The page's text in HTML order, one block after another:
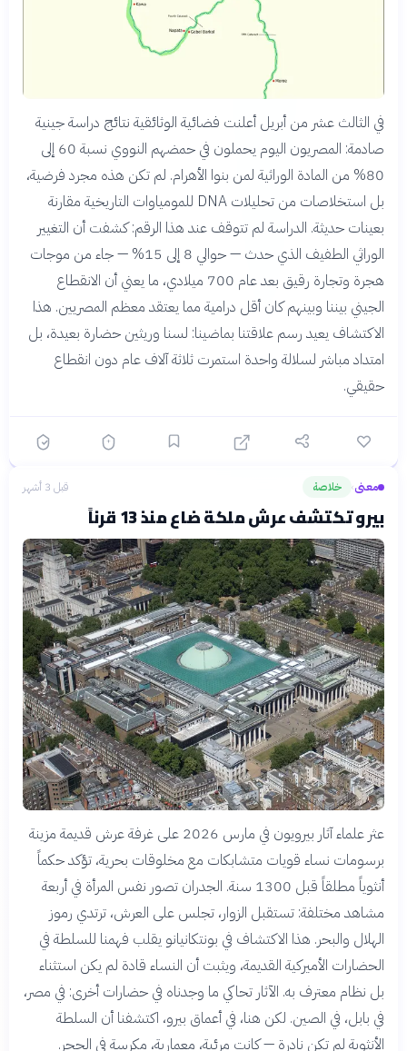
في الثالث عشر من أبريل أعلنت فضائية الوثائقية نتائج دراسة جينية
صادمة: المصريون اليوم يحملون في حمضهم النووي نسبة 60 إلى
80% من المادة الوراثية لمن بنوا الأهرام. لم تكن هذه مجرد فرضية،
بل استخلاصات من تحليلات DNA للمومياوات التاريخية مقارنة
بعينات حديثة. الدراسة لم تتوقف عند هذا الرقم: كشفت أن التغيير
الوراثي الطفيف الذي حدث — حوالي 8 إلى 15% — جاء من موجات
هجرة وتجارة رقيق بعد عام 700 ميلادي، ما يعني أن الانقطاع
الجيني بيننا وبينهم كان أقل درامية مما يعتقد معظم المصريين. هذا
الاكتشاف يعيد رسم علاقتنا بماضينا: لسنا وريثين حضارة بعيدة، بل
امتداد مباشر لسلالة واحدة استمرت ثلاثة آلاف عام دون انقطاع
حقيقي.
معنى› خلاصة قبل 3 أشهر
بيرو تكتشف عرش ملكة ضاع منذ 13 قرناً
عثر علماء آثار بيرويون في مارس 2026 على غرفة عرش قديمة مزينة
برسومات نساء قويات متشابكات مع مخلوقات بحرية، تؤكد حكماً
أنثوياً مطلقاً قبل 1300 سنة. الجدران تصور نفس المرأة في أربعة
مشاهد مختلفة: تستقبل الزوار، تجلس على العرش، ترتدي رموز
الهلال والبحر. هذا الاكتشاف في بونتكانيانو يقلب فهمنا للسلطة في
الحضارات الأميركية القديمة، ويثبت أن النساء قادة لم يكن استثناء
بل نظام معترف به. الآثار تحاكي ما وجدناه في حضارات أخرى: في مصر،
في بابل، في الصين. لكن هنا، في أعماق بيرو، اكتشفنا أن السلطة
الأنثوية لم تكن نادرة — كانت مرئية، معمارية، مكرسة في الحجر.